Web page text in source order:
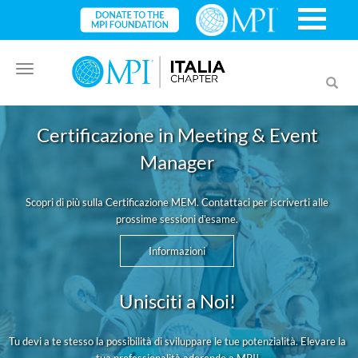
Toggle
navigation
Certificazione in Meeting & Event
Manager
Scopri di più sulla Certificazione MEM. Contattaci per iscriverti alle
prossime sessioni d'esame.
Informazioni
Unisciti a Noi!
Tu devi a te stesso la possibilità di sviluppare le tue potenzialità. Elevare la